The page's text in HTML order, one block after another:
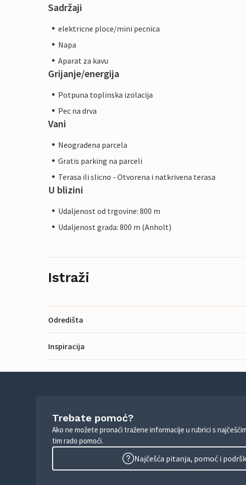
Sadržaji
elektricne ploce/mini pecnica
Napa
Aparat za kavu
Grijanje/energija
Potpuna toplinska izolacija
Pec na drva
Vani
Neogradena parcela
Gratis parking na parceli
Terasa ili slicno - Otvorena i natkrivena terasa
U blizini
Udaljenost od trgovine: 800 m
Udaljenost grada: 800 m (Anholt)
Istraži
Odredišta
Inspiracija
Trebate pomoć?
Ako ne možete pronaći tražene informacije u rubrici s
tim rado pomoći.
Najčešća pitanja, pomoć i